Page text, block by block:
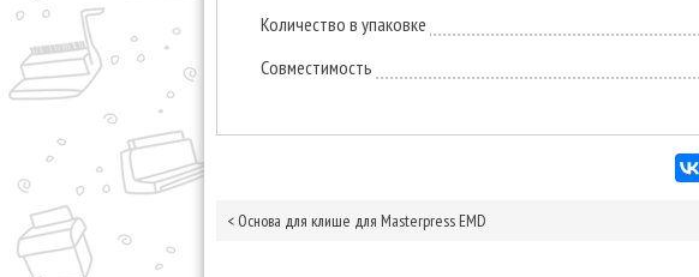
Количество в упаковке
Совместимость
< Основа для клише для Masterpress EMD